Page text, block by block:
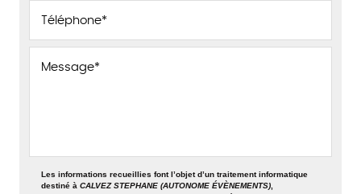
Les informations recueillies font l’objet d’un traitement informatique
destiné àCALVEZ STEPHANE (AUTONOME ÉVÈNEMENTS),